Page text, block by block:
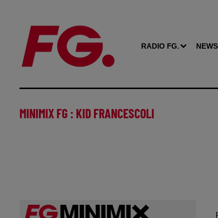
RADIO FG. NEWS
MINIMIX FG : KID FRANCESCOLI